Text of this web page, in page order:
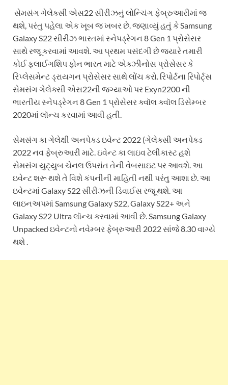
સેમસંગ ગેલેક્સી એસ22 સીરીઝનું લોન્ચિંગ ફેબ્રુઆરીમાં જ
થશે, પરંતુ પહેલા એક ખૂબ જ ખબર છે. જણાવ્યું હતું કે Samsung
Galaxy S22 સીરીઝ ભારતમાં સ્નેપડ્રેગન 8 Gen 1 પ્રોસેસર
સાથે રજૂ કરવામાં આવશે. આ પ્રથમ પસંદગી છે જ્યારે તમારી
કોઈ ફ્લાઈગશિપ ફોન ભારત માટે એક્ઝીનોસ પ્રોસેસર કે
રિપ્લેસમેન્ટ ડ્રાયગન પ્રોસેસર સાથે લોંચ કરો. રિપોર્ટના રિપોર્ટ્સ
સેમસંગ ગેલેક્સી એસ22ની જગ્યાઓ પર Exyn2200 ની
ભારતીય સ્નેપડ્રેગન 8 Gen 1 પ્રોસેસર ક્વૉલ ક્વૉલ ડિસેમ્બર
2020માં લૉન્ચ કરવામાં આવી હતી.
સેમસંગ કા ગેલેક્ષી અનપેક્ડ ઇવેન્ટ 2022 (ગેલેક્સી અનપેક્ડ
2022 નવ ફેબ્રુઆરી માટે. ઇવેન્ટ કા લાઇવ ટેલીકાસ્ટ હશે
સેમસંગ યુટ્યુબ ચેનલ ઉપરાંત તેની વેબસાઇટ પર આવશે. આ
ઇવેન્ટ શરૂ થશે તે વિશે કંપનીની માહિતી નથી પરંતુ આશા છે. આ
ઇવેન્ટમાં Galaxy S22 સીરીઝની ડિવાઈસ રજૂ થશે. આ
લાઇનઅપમાં Samsung Galaxy S22, Galaxy S22+ અને
Galaxy S22 Ultra લૉન્ચ કરવામાં આવી છે. Samsung Galaxy
Unpacked ઇવેન્ટનો નવેમ્બર ફેબ્રુઆરી 2022 સાંજે 8.30 વાગ્યે
થશે .